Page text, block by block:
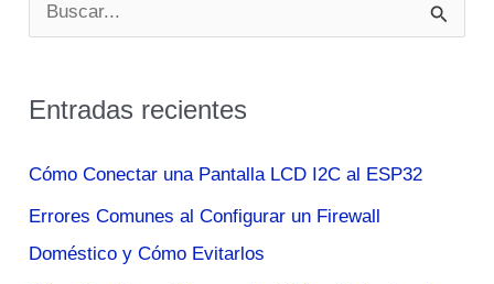
u
c
p
o
Entradas recientes
Cómo Conectar una Pantalla LCD I2C al ESP32
Errores Comunes al Configurar un Firewall
Doméstico y Cómo Evitarlos